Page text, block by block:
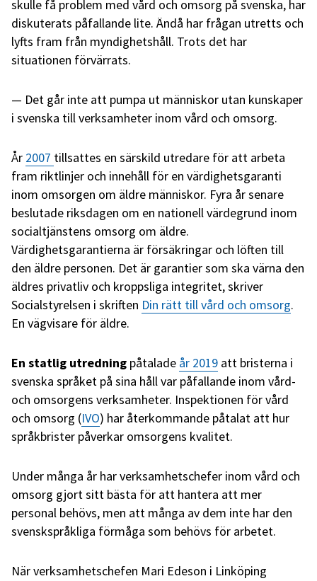
skulle få problem med vård och omsorg på svenska, har
diskuterats påfallande lite. Ändå har frågan utretts och
lyfts fram från myndighetshåll. Trots det har
situationen förvärrats.
Det går inte att pumpa ut människor utan kunskaper
i svenska till verksamheter inom vård och omsorg.
År 2007 tillsattes en särskild utredare för att arbeta
fram riktlinjer och innehåll för en värdighetsgaranti
inom omsorgen om äldre människor. Fyra år senare
beslutade riksdagen om en nationell värdegrund inom
socialtjänstens omsorg om äldre.
Värdighetsgarantierna är försäkringar och löften till
den äldre personen. Det är garantier som ska värna den
äldres privatliv och kroppsliga integritet, skriver
Socialstyrelsen i skriften Din rätt till vård och omsorg.
En vägvisare för äldre.
En statlig utredning påtalade år 2019 att bristerna i
svenska språket på sina håll var påfallande inom vård-
och omsorgens verksamheter. Inspektionen för vård
och omsorg (IVO) har återkommande påtalat att hur
språkbrister påverkar omsorgens kvalitet.
Under många år har verksamhetschefer inom vård och
omsorg gjort sitt bästa för att hantera att mer
personal behövs, men att många av dem inte har den
svenskspråkliga förmåga som behövs för arbetet.
När verksamhetschefen Mari Edeson i Linköping